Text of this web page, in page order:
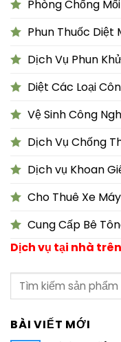
Phòng Chống
Phun Thuốc Diệt
Dịch Vụ Phun
Diệt Các Loại
Vệ Sinh Công
Dịch Vụ Chống
Dịch vụ Khoan
Cho Thuê Xe
Cung Cấp Bê
Dịch vụ tại nhà
BÀI VIẾT MỚI